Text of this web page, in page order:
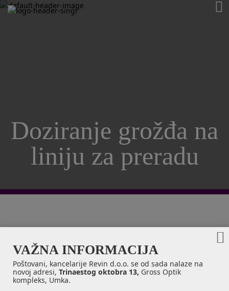
Doziranje grožđa na
liniju za preradu
VAŽNA INFORMACIJA
Poštovani, kancelarije Revin d.o.o. se od sada nalaze na
novoj adresi, Trinaestog oktobra 13, Gross Optik
kompleks, Umka.